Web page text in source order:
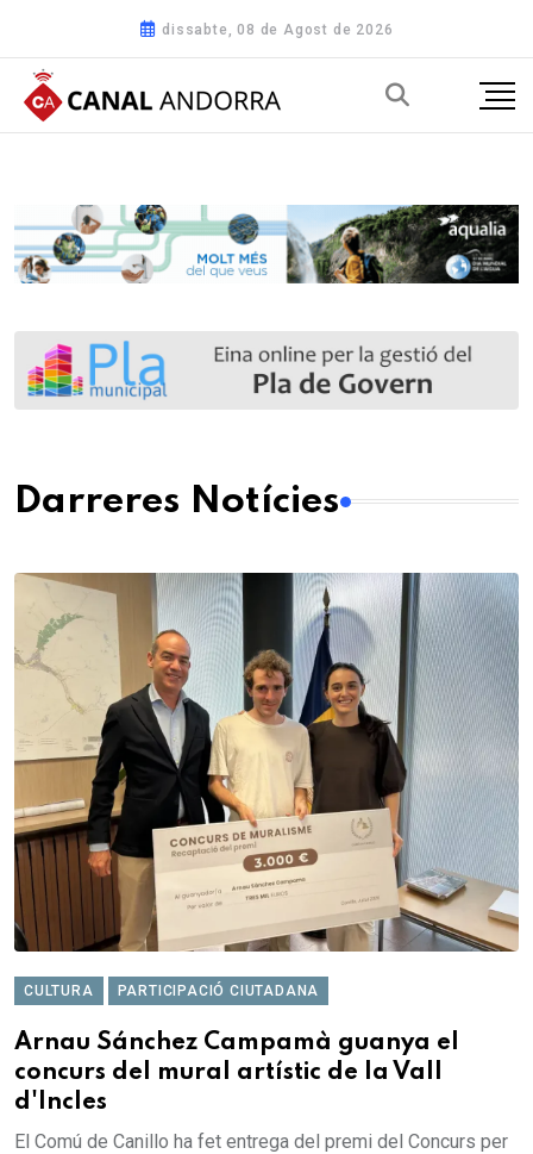
dissabte, 08 de Agost de 2026
Darreres Notícies
CULTURA PARTICIPACIÓ CIUTADANA
Arnau Sánchez Campamà guanya el
concurs del mural artístic de la Vall
d'Incles
El Comú de Canillo ha fet entrega del premi del Concurs per